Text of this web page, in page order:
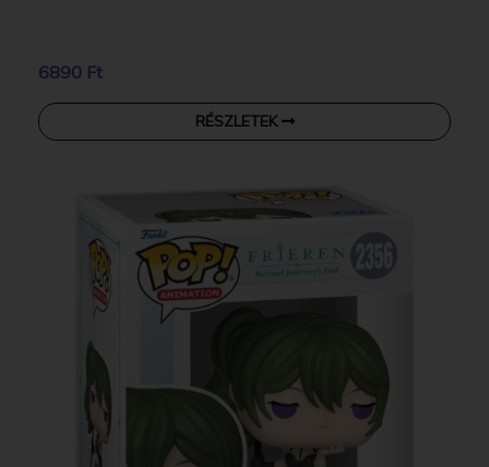
6890 Ft
RÉSZLETEK